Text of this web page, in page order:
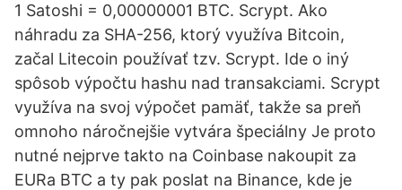
1 Satoshi = 0,00000001 BTC. Scrypt. Ako
náhradu za SHA-256, ktorý využíva Bitcoin,
začal Litecoin používať tzv. Scrypt. Ide o iný
spôsob výpočtu hashu nad transakciami. Scrypt
využíva na svoj výpočet pamäť, takže sa preň
omnoho náročnejšie vytvára špeciálny Je proto
nutné nejprve takto na Coinbase nakoupit za
EURa BTC a ty pak poslat na Binance, kde je